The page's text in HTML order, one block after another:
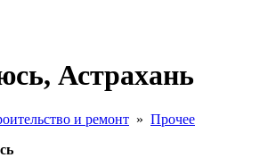
Астрахань
и ремонт » Прочее